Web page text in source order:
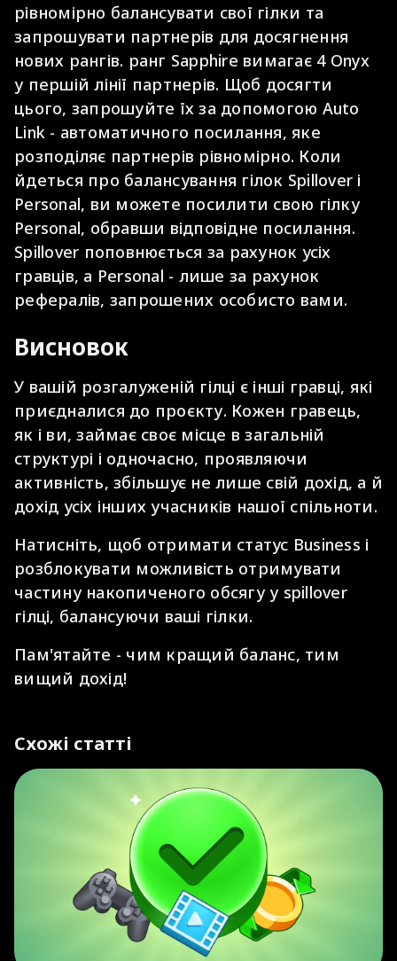
рівномірно балансувати свої гілки та
запрошувати партнерів для досягнення
нових рангів. ранг Sapphire вимагає 4 Onyx
у першій лінії партнерів. Щоб досягти
цього, запрошуйте їх за допомогою Auto
Link - автоматичного посилання, яке
розподіляє партнерів рівномірно. Коли
йдеться про балансування гілок Spillover і
Personal, ви можете посилити свою гілку
Personal, обравши відповідне посилання.
Spillover поповнюється за рахунок усіх
гравців, а Personal - лише за рахунок
рефералів, запрошених особисто вами.
Висновок
У вашій розгалуженій гілці є інші гравці, які
приєдналися до проєкту. Кожен гравець,
як і ви, займає своє місце в загальній
структурі і одночасно, проявляючи
активність, збільшує не лише свій дохід, а й
дохід усіх інших учасників нашої спільноти.
Натисніть, щоб отримати статус Business і
розблокувати можливість отримувати
частину накопиченого обсягу у spillover
гілці, балансуючи ваші гілки.
Пам'ятайте - чим кращий баланс, тим
вищий дохід!
Схожі статті